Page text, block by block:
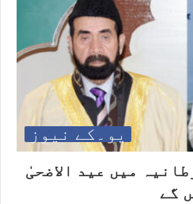
یو۔کے نیوز
میں عید الاضحیٰ